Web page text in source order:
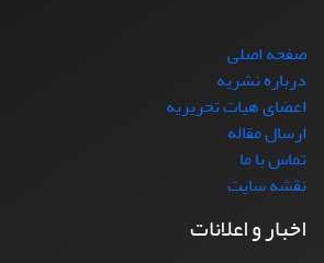
صفحه اصلی
درباره نشریه
اعضای هیات تحریریه
ارسال مقاله
تماس با ما
نقشه سایت
اخبار و اعلانات